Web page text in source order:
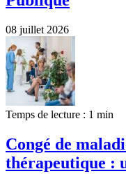
08 juillet 2026
Temps de lecture : 1 min
Congé de
thérapeutique :